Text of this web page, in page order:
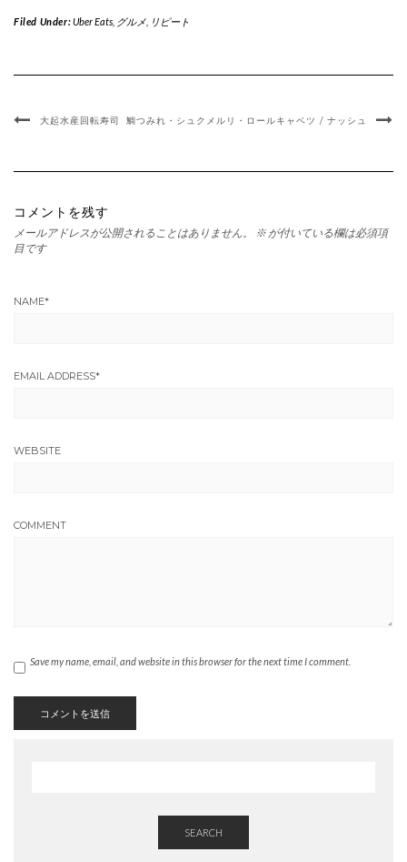
Filed Under:Uber Eats, グルメ, リピート
大起水産回転寿司 鯛つみれ・シュクメルリ・ロールキャベツ / ナッシュ
コメントを残す
メールアドレスが公開されることはありません。 ※ が付いている欄は必須項
目です
NAME*
EMAIL ADDRESS*
WEBSITE
COMMENT
Save my name, email, and website in this browser for the next time I comment.
SEARCH